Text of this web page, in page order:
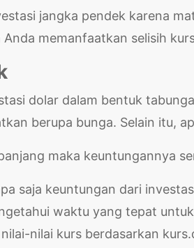
jangka pendek karena
Anda memanfaatkan selisih
dolar dalam bentuk
berupa bunga. Selain itu,
maka keuntungannya
saja keuntungan dari
waktu yang tepat
nilai kurs berdasarkan